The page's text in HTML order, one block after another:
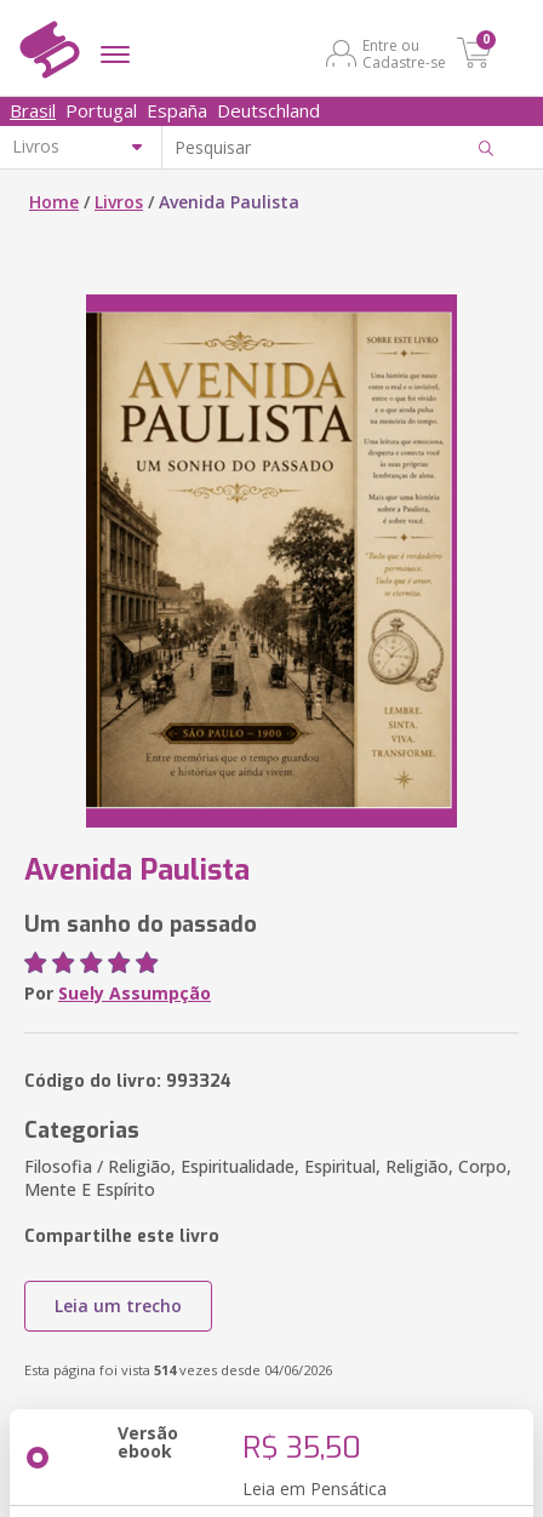
Entre ou
Cadastre-se
0
Brasil Portugal España Deutschland
Home / Livros /Avenida Paulista
Avenida Paulista
Um sanho do passado
Por Suely Assumpção
Código do livro: 993324
Categorias
Filosofia / Religião, Espiritualidade, Espiritual, Religião, Corpo,
Mente E Espírito
Compartilhe este livro
Leia um trecho
Esta página foi vista 514vezes desde 04/06/2026
Versão
ebook R$ 35,50
Leia em Pensática